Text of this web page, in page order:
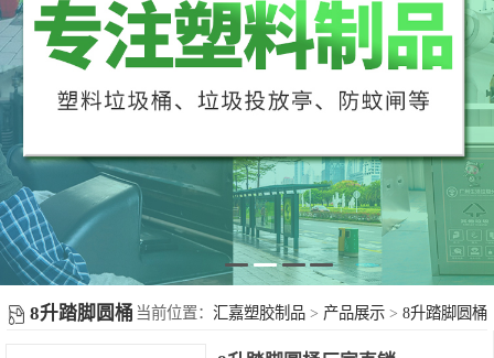
产
展
示
新
闻
8升踏脚圆桶 当前位置： 汇嘉塑胶制品 > 产品展示 > 8升踏脚圆桶
脚踏垃圾桶
弹盖垃圾桶
茶水隔渣桶
塑胶地台板
塑料周转箩
65升圆形桶
45升圆形桶